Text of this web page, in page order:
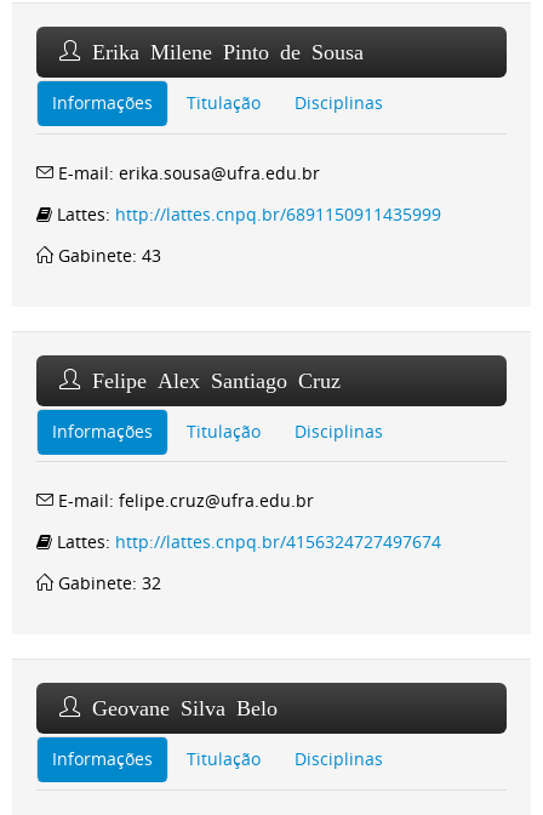
Erika Milene Pinto de Sousa
Informações Titulação Disciplinas
E-mail: erika.sousa@ufra.edu.br
Lattes: http://lattes.cnpq.br/6891150911435999
Gabinete: 43
Felipe Alex Santiago Cruz
Informações Titulação Disciplinas
E-mail: felipe.cruz@ufra.edu.br
Lattes: http://lattes.cnpq.br/4156324727497674
Gabinete: 32
Geovane Silva Belo
Informações Titulação Disciplinas